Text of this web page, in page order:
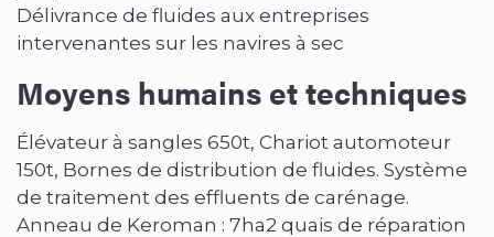
Délivrance de fluides aux entreprises
intervenantes sur les navires à sec
Moyens humains et techniques
Élévateur à sangles 650t, Chariot automoteur
150t, Bornes de distribution de fluides. Système
de traitement des effluents de carénage.
Anneau de Keroman : 7ha2 quais de réparation